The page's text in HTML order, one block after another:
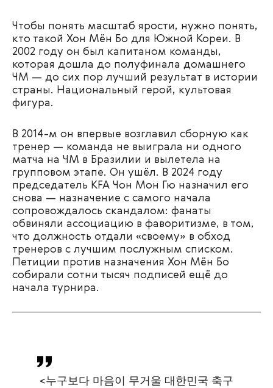
Чтобы понять масштаб ярости, нужно понять,
кто такой Хон Мён Бо для Южной Кореи. В
2002 году он был капитаном команды,
которая дошла до полуфинала домашнего
ЧМ — до сих пор лучший результат в истории
страны. Национальный герой, культовая
фигура.
В 2014-м он впервые возглавил сборную как
тренер — команда не выиграла ни одного
матча на ЧМ в Бразилии и вылетела на
групповом этапе. Он ушёл. В 2024 году
председатель KFA Чон Мон Гю назначил его
снова — назначение с самого начала
сопровождалось скандалом: фанаты
обвиняли ассоциацию в фаворитизме, в том,
что должность отдали «своему» в обход
тренеров с лучшим послужным списком.
Петиции против назначения Хон Мён Бо
собирали сотни тысяч подписей ещё до
начала турнира.
<누구보다 마음이 무거울 대한민국 축구